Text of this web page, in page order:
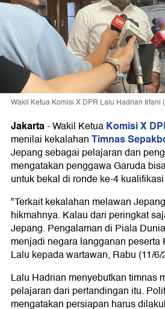
Wakil Ketua Komisi X DPR Lalu Hadrian Irfani
Jakarta-Wakil KetuaKomisi X
menilai kekalahanTimnas
Jepang sebagai pelajaran dan
mengatakan penggawa Garuda
untuk bekal di ronde ke-4
"Terkait kekalahan melawan
hikmahnya. Kalau dari peringkat
Jepang. Pengalaman di Piala
menjadi negara langganan
Lalu kepada wartawan, Rabu (11/6/
Lalu Hadrian menyebutkan timnas
pelajaran dari pertandingan itu.
mengatakan persiapan harus